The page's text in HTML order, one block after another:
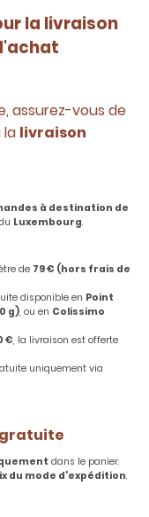
la livraison
assurez-vous de
la livraison
à destination de
Luxembourg.
de 79 € (hors frais de
disponible en Point
g), ou en Colissimo
€, la livraison est offerte
uniquement via
dans le panier.
du mode d’expédition.